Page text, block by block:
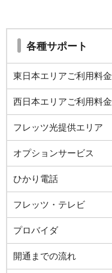
各種サポート
東日本エリアご利用料金
西日本エリアご利用料金
フレッツ光提供エリア
オプションサービス
ひかり電話
フレッツ・テレビ
プロバイダ
開通までの流れ